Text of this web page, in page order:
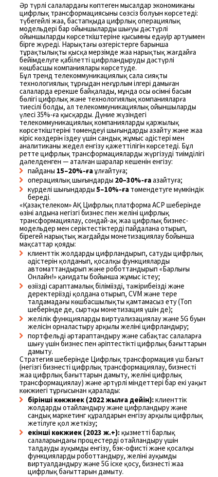
Әр түрлі салалардағы көптеген мысалдар экономиканың
цифрлық трансформациясының сөзсіз болуын көрсетеді:
түбегейлі жаңа, бастапқыда цифрлық операциялық
модельдері бар ойыншылардың шығуы дәстүрлі
ойыншылардың көрсеткіштеріне қысымның едәуір артуымен
бірге жүреді. Нарықтағы өзгерістерге барынша
тұрақтылықты қысқа мерзімде жаңа нарықтық жағдайға
бейімделуге қабілетті цифрландырудың дәстүрлі
көшбасшы компаниялары көрсетуде.
Бұл тренд телекоммуникациялық сала сияқты
технологиялық тұрғыдан неғұрлым ілгері дамыған
салаларда ерекше байқалады, мұнда осы өсімнің басым
бөлігі цифрлық және технологиялық компанияларға
тиесілі болды, ал телекоммуникациялық ойыншылардың
үлесі 35%-ға қысқарды. Дүние жүзіндегі
телекоммуникациялық компаниялардың қаржылық
көрсеткіштерінің төмендеуі шығындарды азайту және жаңа
кіріс көздерін іздеу үшін сандық жұмыс әдістері мен
аналитиканы жедел енгізу қажеттілігін көрсетеді. Бұл
ретте цифрлық трансформацияларды жүргізудің тиімділігі
дәлелденген — аталған шаралар кешенін енгізу:
пайданы 15–20%-ғаұлғайтуға;
операциялық шығындарды 20–30%-ғаазайтуға;
күрделі шығындарды 5–10%-ға төмендетуге мүмкіндік
береді.
«Қазақтелеком» АҚ Цифрлық платформа АСР шеңберінде
өзінің алдына негізгі бизнес пен желіні цифрлық
трансформациялау, сондай-ақ жаңа цифрлық бизнес-
модельдер мен серіктестіктерді пайдалана отырып,
бірегей нарықтық жағдайды монетизациялау бойынша
мақсаттар қояды:
клиенттік жолдарды цифрландырып, сатудың цифрлық
әдістерін қолданып, қосалқы функцияларды
автоматтандырып және роботтандырып «Барлығы
Онлайн!» қағидаты бойынша жұмыс істеу;
өзіңіздің сараптамалық біліміңізді, тәжірибеңізді және
деректеріңізді қолдана отырып, CVM және терең
талдамадағы көшбасшылықты қамтамасыз ету (Топ
шеңберінде де, сыртқы монетизация үшін де);
желілік функцияларды виртуализациялау және 5G буын
желісін орналастыру арқылы желіні цифрландыру;
портфельді әртараптандыру және сабақтас салаларға
шығу үшін бизнес пен әріптестіктің цифрлық бағыттарын
дамыту.
Стратегия шеңберінде Цифрлық трансформация үш бағыт
(негізгі бизнесті цифрлық трансформациялау, бизнестің
жаңа цифрлық бағыттарын дамыту, желіні цифрлық
трансформациялау) және әртүрлі міндеттері бар екі уақыт
көкжиегі тұрғысынан қаралады:
бірінші көкжиек (2022 жылға дейін):клиенттік
жолдарды оңтайландыру және цифрландыру және
сандық маркетинг құралдарын енгізу арқылы цифрлық
жетілуге қол жеткізу;
екінші көкжиек (2023 ж.+): қызметтің барлық
салаларындағы процестерді оңтайландыру үшін
талдауды ауқымды енгізу, бэк-офисті және қосалқы
функцияларды роботтандыру, желіні ауқымды
виртуалдандыру және 5G іске қосу, бизнестің жаңа
цифрлық бағыттарын дамыту.